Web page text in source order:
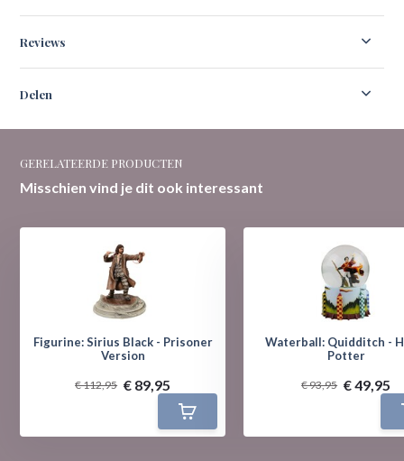
Reviews
Delen
GERELATEERDE PRODUCTEN
Misschien vind je dit ook interessant
Figurine: Sirius Black - Prisoner
Version
€ 112,95 € 89,95
Waterball: Quidditch -
Potter
€ 93,95 € 49,95